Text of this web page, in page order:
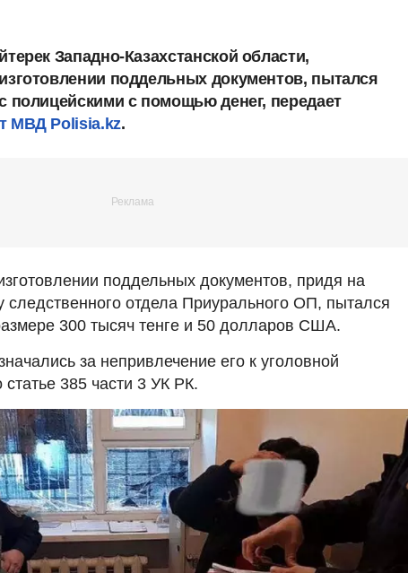
Западно-Казахстанской области,
поддельных документов, пытался
полицейскими с помощью денег, передает
МВД Polisia.kz.
поддельных документов, придя на
следственного отдела Приурального ОП, пытался
300 тысяч тенге и 50 долларов США.
за непривлечение его к уголовной
статье 385 части 3 УК РК.